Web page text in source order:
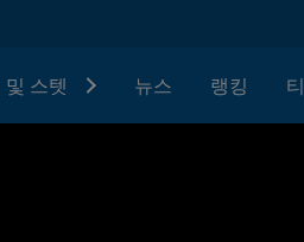
및 스텟 뉴스 랭킹